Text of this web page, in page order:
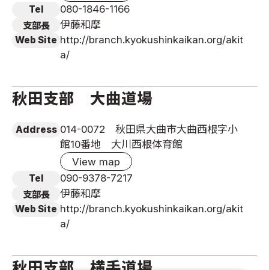
Tel 080-1846-1166
支部長 伊藤和摩
Web Site http://branch.kyokushinkaikan.org/akit
a/
秋田支部 大曲道場
Address 014-0072 秋田県大曲市大曲西根字小
館10番地 大川西根体育館
View map
Tel 090-9378-7217
支部長 伊藤和摩
Web Site http://branch.kyokushinkaikan.org/akit
a/